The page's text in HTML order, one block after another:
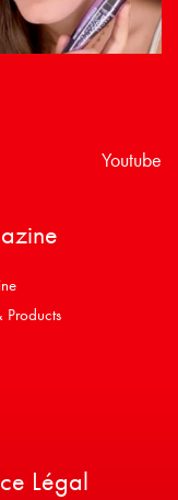
Youtube
Products
Légal